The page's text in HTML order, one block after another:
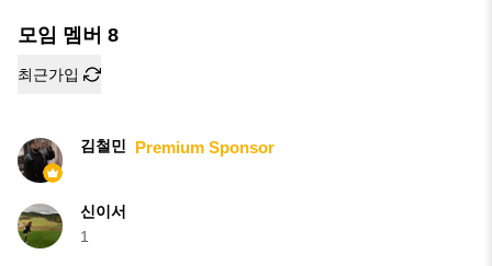
모임 멤버 8
최근가입
김철민 Premium Sponsor
신이서
1